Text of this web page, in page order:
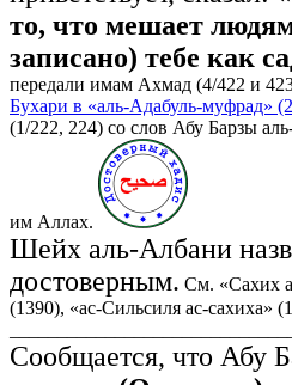
то, что мешает
записано) тебе как
передали имам Ахмад (4/422 и
Бухари в «аль-Адабуль-муфрад»
(1/222, 224) со слов Абу Барзы
им Аллах.
Шейх аль-Албани
достоверным. См. «Сахих
(1390), «ас-Сильсиля ас-сахиха»
Сообщается, что Абу